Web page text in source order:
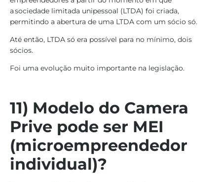
a sociedade limitada unipessoal (LTDA) foi criada,
permitindo a abertura de uma LTDA com um sócio só.
Até então, LTDA só era possível para no mínimo, dois
sócios.
Foi uma evolução muito importante na legislação.
11) Modelo do Camera
Prive pode ser MEI
(microempreendedor
individual)?